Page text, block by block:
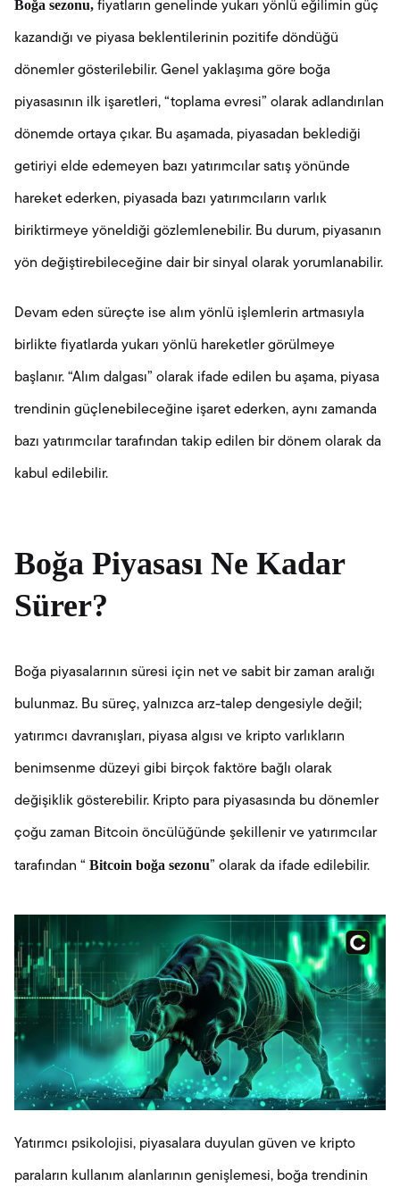
Boğa sezonu, fiyatların genelinde yukarı yönlü eğilimin güç
kazandığı ve piyasa beklentilerinin pozitife döndüğü
dönemler gösterilebilir. Genel yaklaşıma göre boğa
piyasasının ilk işaretleri, “toplama evresi” olarak adlandırılan
dönemde ortaya çıkar. Bu aşamada, piyasadan beklediği
getiriyi elde edemeyen bazı yatırımcılar satış yönünde
hareket ederken, piyasada bazı yatırımcıların varlık
biriktirmeye yöneldiği gözlemlenebilir. Bu durum, piyasanın
yön değiştirebileceğine dair bir sinyal olarak yorumlanabilir.
Devam eden süreçte ise alım yönlü işlemlerin artmasıyla
birlikte fiyatlarda yukarı yönlü hareketler görülmeye
başlanır. “Alım dalgası” olarak ifade edilen bu aşama, piyasa
trendinin güçlenebileceğine işaret ederken, aynı zamanda
bazı yatırımcılar tarafından takip edilen bir dönem olarak da
kabul edilebilir.
Boğa Piyasası Ne Kadar
Sürer?
Boğa piyasalarının süresi için net ve sabit bir zaman aralığı
bulunmaz. Bu süreç, yalnızca arz-talep dengesiyle değil;
yatırımcı davranışları, piyasa algısı ve kripto varlıkların
benimsenme düzeyi gibi birçok faktöre bağlı olarak
değişiklik gösterebilir. Kripto para piyasasında bu dönemler
çoğu zaman Bitcoin öncülüğünde şekillenir ve yatırımcılar
tarafından “ Bitcoin boğa sezonu” olarak da ifade edilebilir.
Yatırımcı psikolojisi, piyasalara duyulan güven ve kripto
paraların kullanım alanlarının genişlemesi, boğa trendinin